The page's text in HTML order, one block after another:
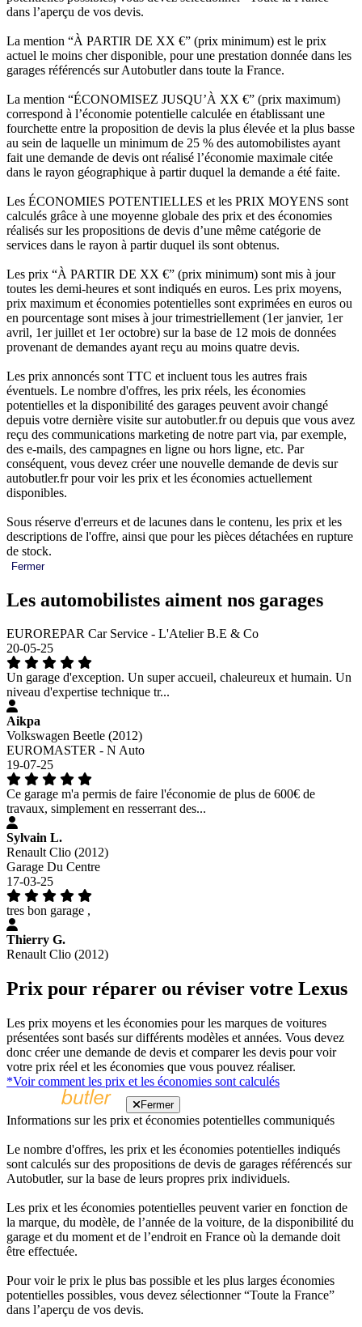
dans l’aperçu de vos devis.
La mention “À PARTIR DE XX €” (prix minimum) est le prix
actuel le moins cher disponible, pour une prestation donnée dans les
garages référencés sur Autobutler dans toute la France.
La mention “ÉCONOMISEZ JUSQU’À XX €” (prix maximum)
correspond à l’économie potentielle calculée en établissant une
fourchette entre la proposition de devis la plus élevée et la plus basse
au sein de laquelle un minimum de 25 % des automobilistes ayant
fait une demande de devis ont réalisé l’économie maximale citée
dans le rayon géographique à partir duquel la demande a été faite.
Les ÉCONOMIES POTENTIELLES et les PRIX MOYENS sont
calculés grâce à une moyenne globale des prix et des économies
réalisés sur les propositions de devis d’une même catégorie de
services dans le rayon à partir duquel ils sont obtenus.
Les prix “À PARTIR DE XX €” (prix minimum) sont mis à jour
toutes les demi-heures et sont indiqués en euros. Les prix moyens,
prix maximum et économies potentielles sont exprimées en euros ou
en pourcentage sont mises à jour trimestriellement (1er janvier, 1er
avril, 1er juillet et 1er octobre) sur la base de 12 mois de données
provenant de demandes ayant reçu au moins quatre devis.
Les prix annoncés sont TTC et incluent tous les autres frais
éventuels. Le nombre d'offres, les prix réels, les économies
potentielles et la disponibilité des garages peuvent avoir changé
depuis votre dernière visite sur autobutler.fr ou depuis que vous avez
reçu des communications marketing de notre part via, par exemple,
des e-mails, des campagnes en ligne ou hors ligne, etc. Par
conséquent, vous devez créer une nouvelle demande de devis sur
autobutler.fr pour voir les prix et les économies actuellement
disponibles.
Sous réserve d'erreurs et de lacunes dans le contenu, les prix et les
descriptions de l'offre, ainsi que pour les pièces détachées en rupture
de stock.
Fermer
Les automobilistes aiment nos garages
EUROREPAR Car Service - L'Atelier B.E & Co
20-05-25
Un garage d'exception. Un super accueil, chaleureux et humain. Un
niveau d'expertise technique tr...
Aikpa
Volkswagen Beetle (2012)
EUROMASTER - N Auto
19-07-25
Ce garage m'a permis de faire l'économie de plus de 600€ de
travaux, simplement en resserrant des...
Sylvain L.
Renault Clio (2012)
Garage Du Centre
17-03-25
tres bon garage ,
Thierry G.
Renault Clio (2012)
Prix pour réparer ou réviser votre Lexus
Les prix moyens et les économies pour les marques de voitures
présentées sont basés sur différents modèles et années. Vous devez
donc créer une demande de devis et comparer les devis pour voir
votre prix réel et les économies que vous pouvez réaliser.
*Voir comment les prix et les économies sont calculés
Fermer
Informations sur les prix et économies potentielles communiqués
Le nombre d'offres, les prix et les économies potentielles indiqués
sont calculés sur des propositions de devis de garages référencés sur
Autobutler, sur la base de leurs propres prix individuels.
Les prix et les économies potentielles peuvent varier en fonction de
la marque, du modèle, de l’année de la voiture, de la disponibilité du
garage et du moment et de l’endroit en France où la demande doit
être effectuée.
Pour voir le prix le plus bas possible et les plus larges économies
potentielles possibles, vous devez sélectionner “Toute la France”
dans l’aperçu de vos devis.